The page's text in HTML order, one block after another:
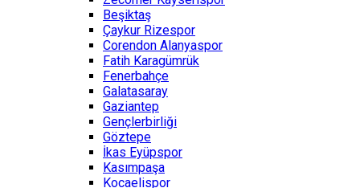
Beşiktaş
Çaykur Rizespor
Corendon Alanyaspor
Fatih Karagümrük
Fenerbahçe
Galatasaray
Gaziantep
Gençlerbirliği
Göztepe
İkas Eyüpspor
Kasımpaşa
Kocaelispor